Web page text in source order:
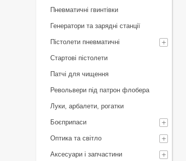
Пневматичні гвинтівки
Генератори та зарядні станції
Пістолети пневматичні
Стартові пістолети
Патчі для чищення
Револьвери під патрон флобера
Луки, арбалети, рогатки
Боєприпаси
Оптика та світло
Аксесуари і запчастини